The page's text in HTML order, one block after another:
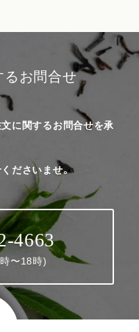
るお問合せ
に関するお問合せを承
ださいませ。
4663
〜18時)